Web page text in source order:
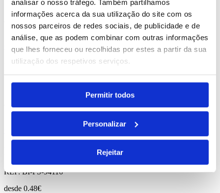
analisar o nosso tráfego. Também partilhamos
informações acerca da sua utilização do site com os
nossos parceiros de redes sociais, de publicidade e de
análise, que as podem combinar com outras informações
que lhes forneceu ou recolhidas por estes a partir da sua
utilização dos respetivos serviços.
Permitir todos
Personalizar
Rejeitar
REF. BI-PS-98006
€
Comprar
Korver
desde
REF. BI-PS-94116
desde 0.48€